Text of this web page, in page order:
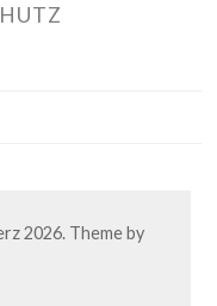
2026. Theme by